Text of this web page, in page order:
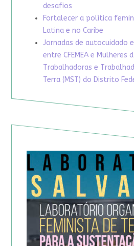
desafios
Fortalecer a política
Latina e no Caribe
Jornadas de autocuidado
entre CFEMEA e Mulheres
Trabalhadoras e
Terra (MST) do Distrito